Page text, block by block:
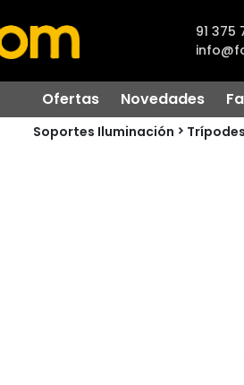
91 375
Ofertas Novedades
Soportes Iluminación Trípodes